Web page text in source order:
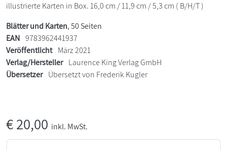
illustrierte Karten in Box. 16,0 cm / 11,9 cm / 5,3 cm ( B/H/T )
Blätter und Karten, 50 Seiten
EAN 9783962441937
Veröffentlicht März 2021
Verlag/Hersteller Laurence King Verlag GmbH
Übersetzer Übersetzt von Frederik Kugler
€20,00 inkl. MwSt.